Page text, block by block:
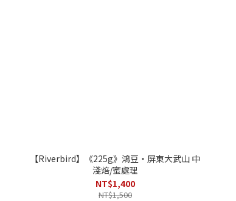
【Riverbird】《225g》鴻豆・屏東大武山 中
淺焙/蜜處理
NT$1,400
NT$1,500